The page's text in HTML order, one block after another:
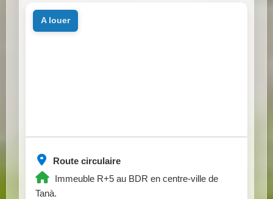
Route circulaire
Immeuble R+5 au BDR en centre-ville de
Tanà.
a louer